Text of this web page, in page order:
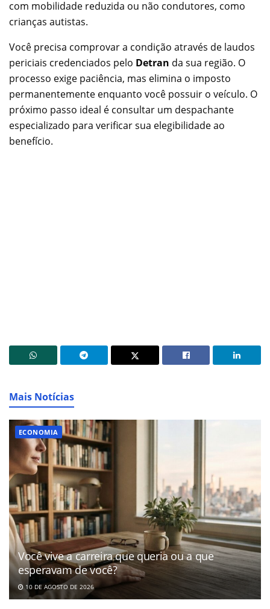
com mobilidade reduzida ou não condutores, como
crianças autistas.
Você precisa comprovar a condição através de laudos
periciais credenciados pelo Detran da sua região. O
processo exige paciência, mas elimina o imposto
permanentemente enquanto você possuir o veículo. O
próximo passo ideal é consultar um despachante
especializado para verificar sua elegibilidade ao
benefício.
Mais Notícias
ECONOMIA
Você vive a carreira que queria ou a que
esperavam de você?
10 DE AGOSTO DE 2026